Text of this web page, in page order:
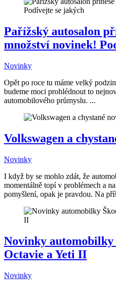
Pařížský autosalon
množství novinek!
Novinky
Opět po roce tu máme velký
budeme moci prohlédnout to
automobilového průmyslu. ...
Volkswagen a
Novinky
I když by se mohlo zdát, že
momentálně topí v problémech a
pomyšlení, opak je pravdou. Na
Novinky automobilky
Octavie a Yeti II
Novinky